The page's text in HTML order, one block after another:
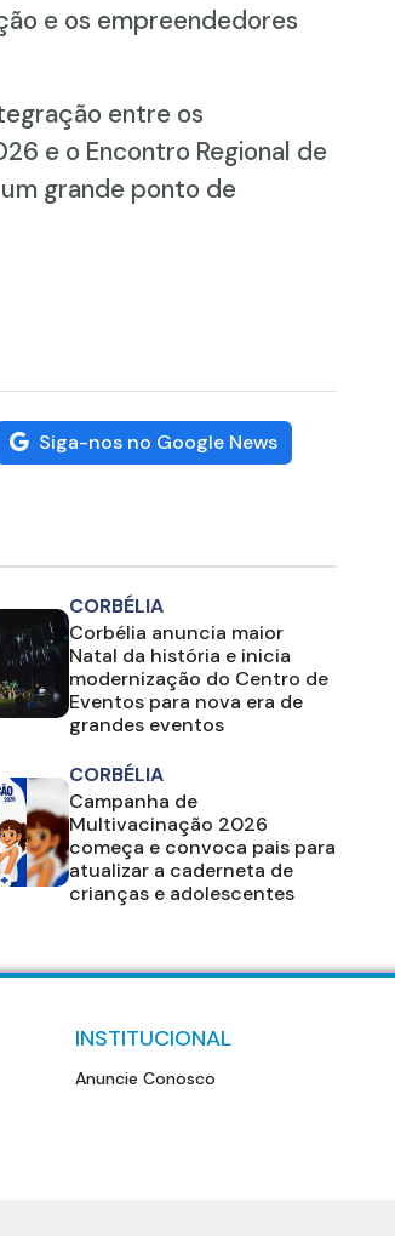
e os empreendedores
entre os
e o Encontro Regional de
grande ponto de
Siga-nos no Google News
CORBÉLIA
Corbélia anuncia maior
Natal da história e inicia
modernização do Centro de
Eventos para nova era de
grandes eventos
CORBÉLIA
Campanha de
Multivacinação 2026
começa e convoca pais para
atualizar a caderneta de
crianças e adolescentes
INSTITUCIONAL
Anuncie Conosco